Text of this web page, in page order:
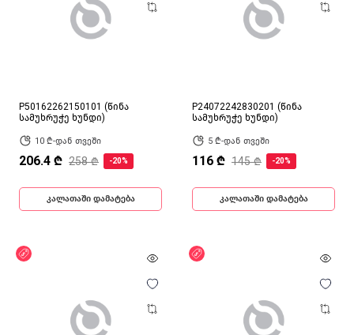
P50162262150101 (წინა
სამუხრუჭე ხუნდი)
10 ₾-დან თვეში
206.4 ₾ 258 ₾ -20%
კალათაში დამატება
P24072242830201 (წინა
სამუხრუჭე ხუნდი)
5 ₾-დან თვეში
116 ₾ 145 ₾ -20%
კალათაში დამატება